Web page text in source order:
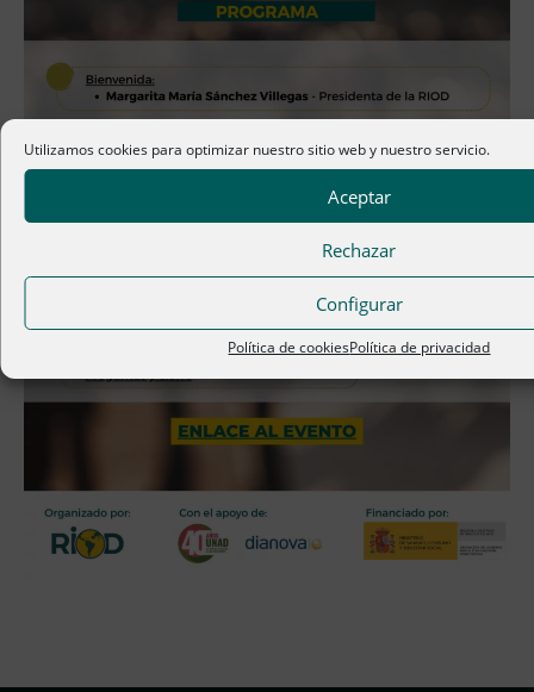
Utilizamos cookies para optimizar nuestro sitio web y nuestro servicio.
Aceptar
Rechazar
Configurar
Política de cookiesPolítica de privacidad